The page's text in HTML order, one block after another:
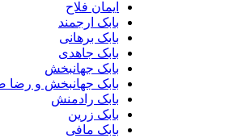
ایمان فلاح
بابک ارجمند
بابک برهانی
بابک جاهدی
بابک جهانبخش
بابک جهانبخش و رضا صادقی
بابک رادمنش
بابک زرین
بابک مافی